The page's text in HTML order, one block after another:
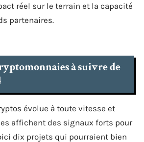
réel sur le terrain et la capacité
partenaires.
à suivre de
évolue à toute vitesse et
affichent des signaux forts pour
dix projets qui pourraient bien